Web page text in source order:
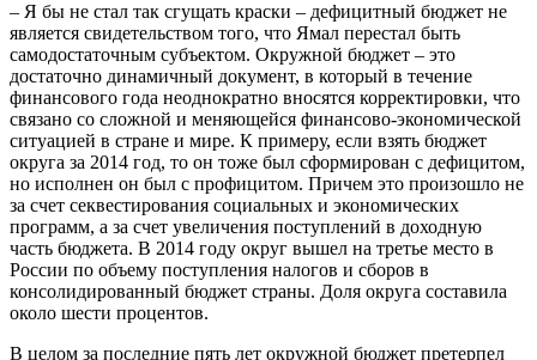
– Я бы не стал так сгущать краски – дефицитный бюджет не
является свидетельством того, что Ямал перестал быть
самодостаточным субъектом. Окружной бюджет – это
достаточно динамичный документ, в который в течение
финансового года неоднократно вносятся корректировки, что
связано со сложной и меняющейся финансово-экономической
ситуацией в стране и мире. К примеру, если взять бюджет
округа за 2014 год, то он тоже был сформирован с дефицитом,
но исполнен он был с профицитом. Причем это произошло не
за счет секвестирования социальных и экономических
программ, а за счет увеличения поступлений в доходную
часть бюджета. В 2014 году округ вышел на третье место в
России по объему поступления налогов и сборов в
консолидированный бюджет страны. Доля округа составила
около шести процентов.
В целом за последние пять лет окружной бюджет претерпел